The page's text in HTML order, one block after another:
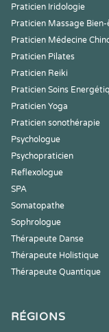
Praticien Iridologie
Praticien Massage
Praticien Médecine
Praticien Pilates
Praticien Reiki
Praticien Soins
Praticien Yoga
Praticien sonothérapie
Psychologue
Psychopraticien
Reflexologue
SPA
Somatopathe
Sophrologue
Thérapeute Danse
Thérapeute Holistique
Thérapeute Quantique
RÉGIONS